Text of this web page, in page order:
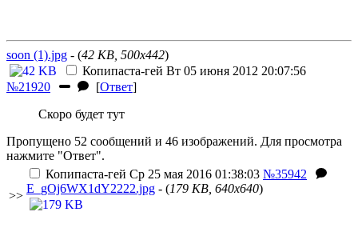
soon (1).jpg - (42 KB, 500x442)
Копипаста-гей Вт 05 июня 2012 20:07:56
№21920
[Ответ]
Скоро будет тут
Пропущено 52 сообщений и 46 изображений. Для просмотра
нажмите "Ответ".
>>
Копипаста-гей Ср 25 мая 2016 01:38:03 №35942
E_gOj6WX1dY2222.jpg - (179 KB, 640x640)